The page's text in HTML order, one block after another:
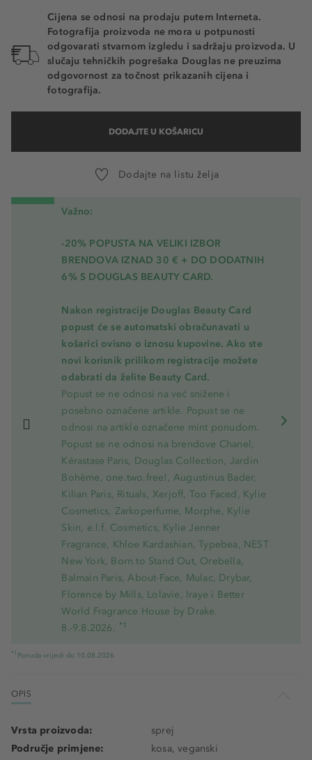
Cijena se odnosi na prodaju putem Interneta.
Fotografija proizvoda ne mora u potpunosti
odgovarati stvarnom izgledu i sadržaju proizvoda. U
slučaju tehničkih pogrešaka Douglas ne preuzima
odgovornost za točnost prikazanih cijena i
fotografija.
DODAJTE U KOŠARICU
Dodajte na listu želja
Važno:
-20% POPUSTA NA VELIKI IZBOR
BRENDOVA IZNAD 30 € + DO DODATNIH
6% S DOUGLAS BEAUTY CARD.
Nakon registracije Douglas Beauty Card
popust će se automatski obračunavati u
košarici ovisno o iznosu kupovine. Ako ste
novi korisnik prilikom registracije možete
odabrati da želite Beauty Card.
Popust se ne odnosi na već snižene i
posebno označene artikle. Popust se ne
odnosi na artikle označene mint ponudom.
Popust se ne odnosi na brendove Chanel,
Kérastase Paris, Douglas Collection, Jardin
Bohème, one.two.free!, Augustinus Bader,
Kilian Paris, Rituals, Xerjoff, Too Faced, Kylie
Cosmetics, Zarkoperfume, Morphe, Kylie
Skin, e.l.f. Cosmetics, Kylie Jenner
Fragrance, Khloe Kardashian, Typebea, NEST
New York, Born to Stand Out, Orebella,
Balmain Paris, About-Face, Mulac, Drybar,
Florence by Mills, Lolavie, Iraye i Better
World Fragrance House by Drake.
8.-9.8.2026. *1
*1 Ponuda vrijedi do 10.08.2026
OPIS
Vrsta proizvoda:
sprej
Područje primjene:
kosa, veganski